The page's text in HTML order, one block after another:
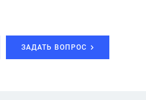
ЗАДАТЬ ВОПРОС